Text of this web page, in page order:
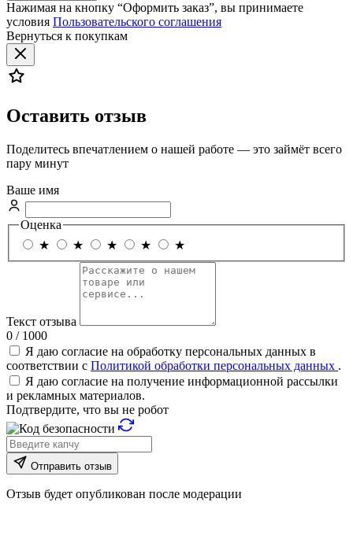
Нажимая на кнопку “Оформить заказ”, вы принимаете
условия Пользовательского соглашения
Вернуться к покупкам
Оставить отзыв
Поделитесь впечатлением о нашей работе — это займёт всего
пару минут
Ваше имя
Оценка
★
★ ★ ★ ★
Текст отзыва
0 / 1000
Я даю согласие на обработку персональных данных в
соответствии с Политикой обработки персональных данных .
Я даю согласие на получение информационной рассылки
и рекламных материалов.
Подтвердите, что вы не робот
Отправить отзыв
Отзыв будет опубликован после модерации